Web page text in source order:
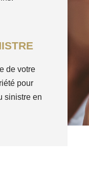
de votre
pour
sinistre en